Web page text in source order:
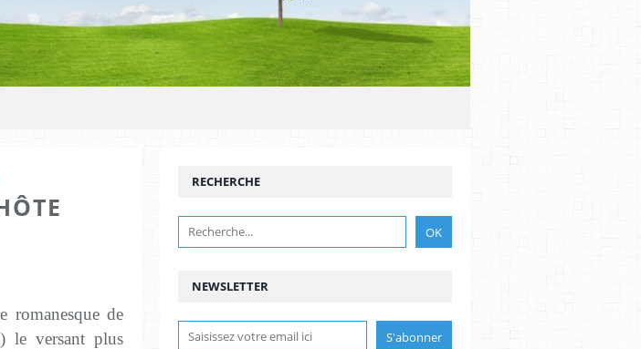
romanesque de
le versant plus
NEWSLETTER
RECHERCHE